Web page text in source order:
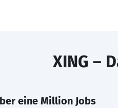
XING –
eine Million Jobs